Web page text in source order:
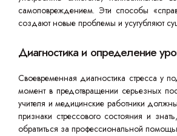
самоповреждением. Эти способы
создают новые проблемы и усугубляют
Диагностика и определение
Своевременная диагностика стресса у
момент в предотвращении серьезных
учителя и медицинские работники
признаки стрессового состояния и
обратиться за профессиональной